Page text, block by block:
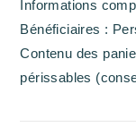
Informations
Bénéficiaires :
Contenu des
périssables